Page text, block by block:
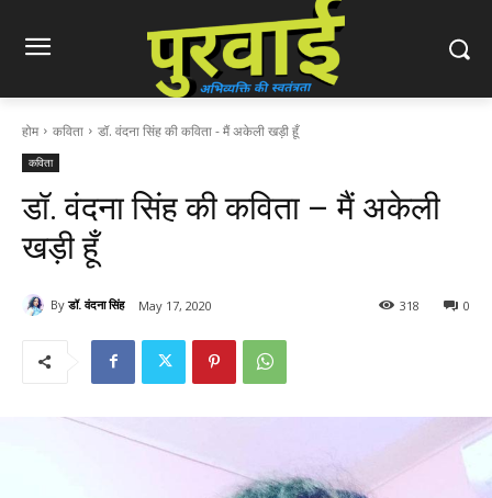
होम कविता डॉ. वंदना सिंह की कविता - मैं अकेली खड़ी हूँ
कविता
डॉ. वंदना सिंह की कविता – मैं अकेली
खड़ी हूँ
By डॉ. वंदना सिंह May 17, 2020 0
318